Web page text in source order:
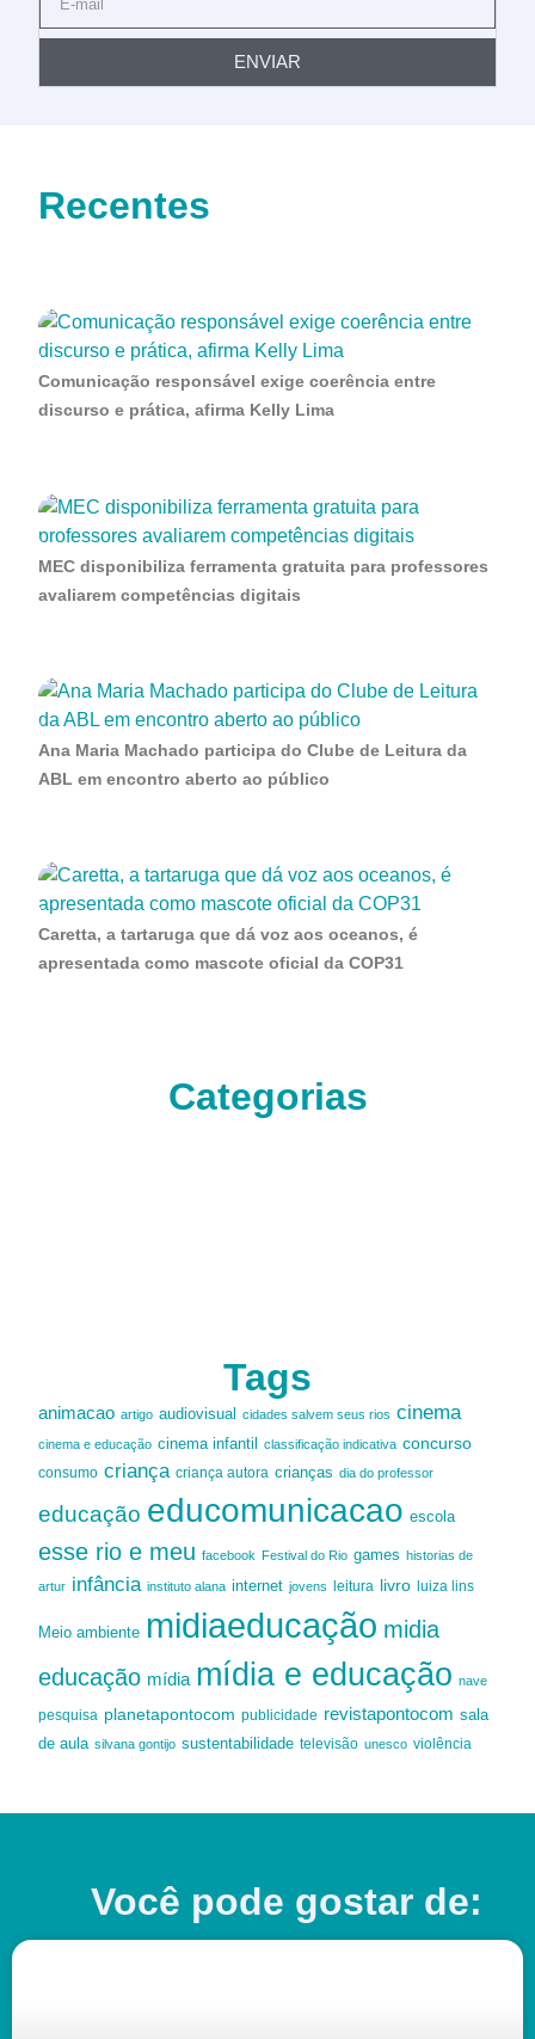
ENVIAR
Recentes
Comunicação responsável exige coerência entre
discurso e prática, afirma Kelly Lima
MEC disponibiliza ferramenta gratuita para professores
avaliarem competências digitais
Ana Maria Machado participa do Clube de Leitura da
ABL em encontro aberto ao público
Caretta, a tartaruga que dá voz aos oceanos, é
apresentada como mascote oficial da COP31
Categorias
Tags
animacao artigo audiovisual cidades salvem seus rios cinema
cinema e educação cinema infantil classificação indicativa concurso
consumo criança criança autora crianças dia do professor
educação educomunicacao escola
esse rio e meu facebook Festival do Rio games historias de
artur infância instituto alana internet jovens leitura livro luiza lins
Meio ambiente midiaeducação midia
educação mídia mídia e educação nave
pesquisa planetapontocom publicidade revistapontocom sala
de aula silvana gontijo sustentabilidade televisão unesco violência
Você pode gostar de: